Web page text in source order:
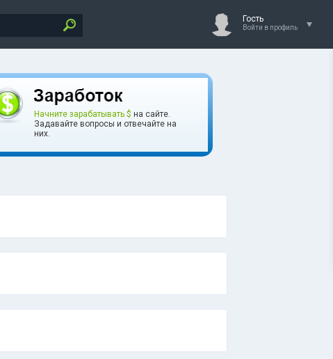
Гость
Войти в профиль
Начните зарабатывать $ на сайте.
Задавайте вопросы и отвечайте на
них.